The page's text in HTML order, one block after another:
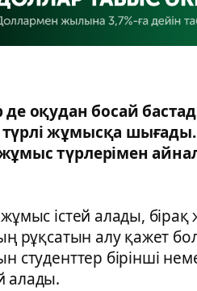
де оқудан босай
жұмысқа шығады.
түрлерімен
істей алады,
рұқсатын алу қажет
студенттер бірінші
алады.